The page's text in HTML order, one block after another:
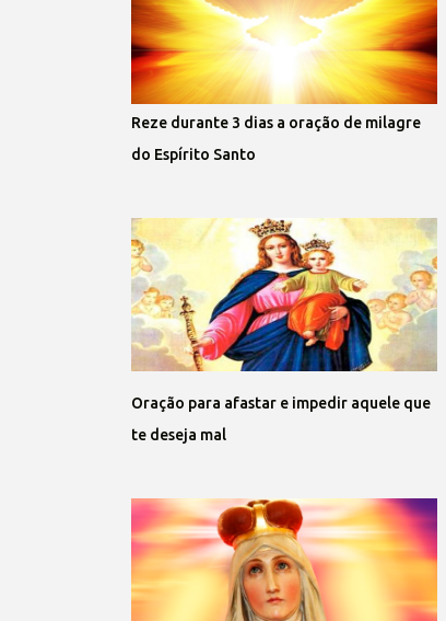
Reze durante 3 dias a oração de milagre
do Espírito Santo
Oração para afastar e impedir aquele que
te deseja mal